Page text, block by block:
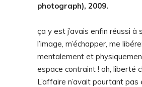
photograph), 2009.
ça y est j’avais enfin réussi à
l’image, m’échapper, me
mentalement et
espace contraint ! ah, liberté
L’affaire n’avait pourtant pas